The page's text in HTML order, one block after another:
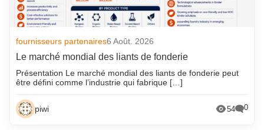
fournisseurs partenaires6 Août. 2026
Le marché mondial des liants de fonderie
Présentation Le marché mondial des liants de fonderie peut
être défini comme l’industrie qui fabrique […]
piwi 54 0